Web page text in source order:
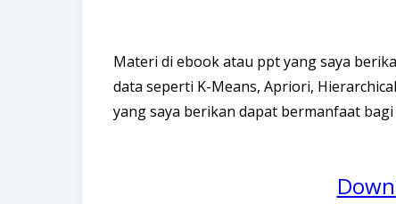
Materi di ebook atau ppt yang saya
data seperti K-Means, Apriori,
yang saya berikan dapat bermanfaat